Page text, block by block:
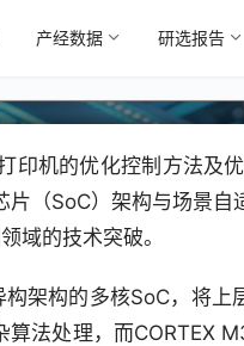
产经数据 研选报告
能打印机优化
印机的优化控制方法及
（SoC）架构与场景自
域的技术突破。
架构的多核SoC，将上
法处理，而CORTEX